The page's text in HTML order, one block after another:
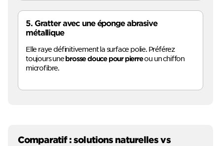
5. Gratter avec une éponge abrasive
métallique
Elle raye définitivement la surface polie. Préférez
toujours unebrosse douce pour pierreou un chiffon
microfibre.
Comparatif : solutions naturelles vs